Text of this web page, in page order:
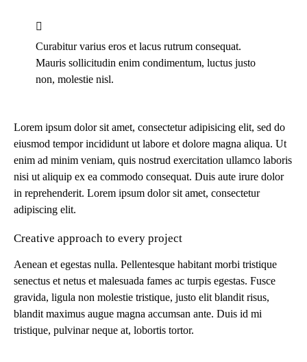
Curabitur varius eros et lacus rutrum consequat.
Mauris sollicitudin enim condimentum, luctus justo
non, molestie nisl.
Lorem ipsum dolor sit amet, consectetur adipisicing elit, sed do
eiusmod tempor incididunt ut labore et dolore magna aliqua. Ut
enim ad minim veniam, quis nostrud exercitation ullamco laboris
nisi ut aliquip ex ea commodo consequat. Duis aute irure dolor
in reprehenderit. Lorem ipsum dolor sit amet, consectetur
adipiscing elit.
Creative approach to every project
Aenean et egestas nulla. Pellentesque habitant morbi tristique
senectus et netus et malesuada fames ac turpis egestas. Fusce
gravida, ligula non molestie tristique, justo elit blandit risus,
blandit maximus augue magna accumsan ante. Duis id mi
tristique, pulvinar neque at, lobortis tortor.